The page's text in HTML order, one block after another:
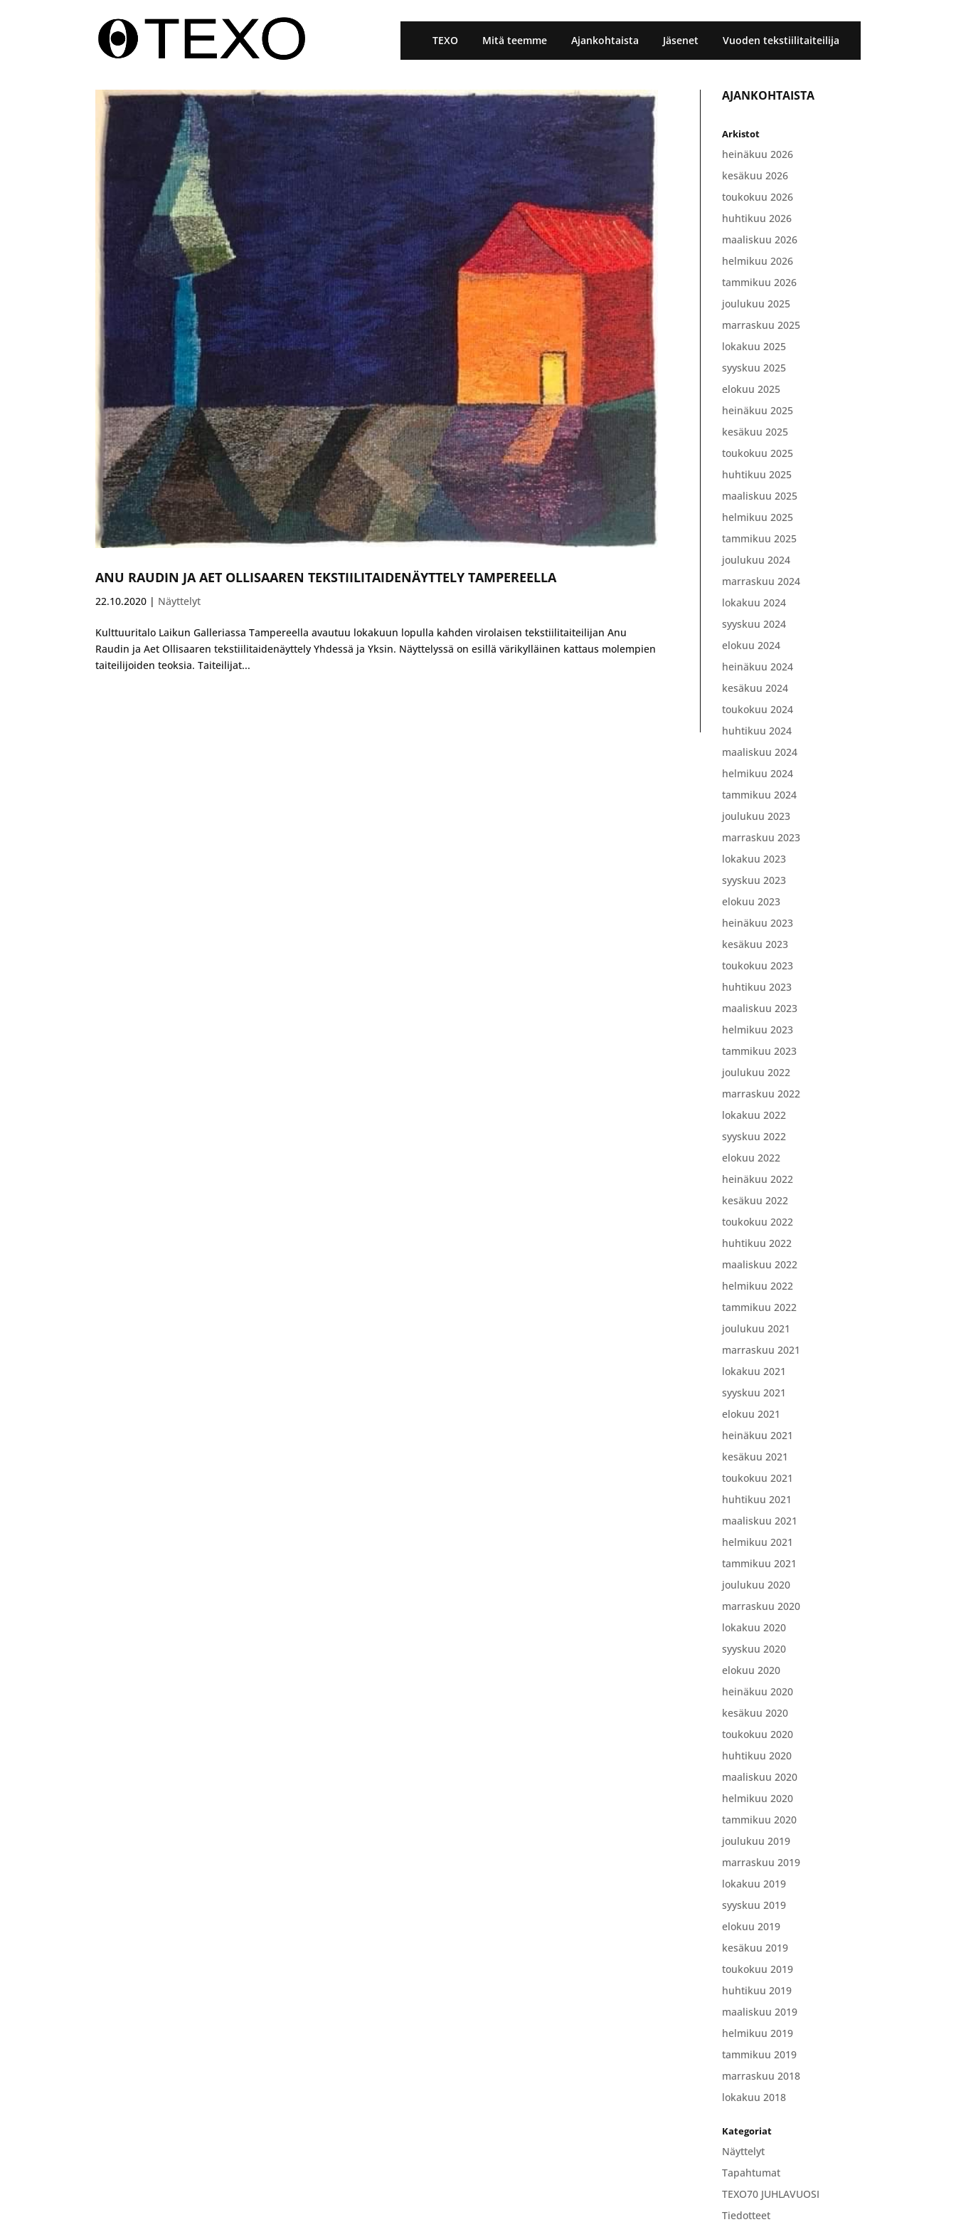
TEXO Mitä teemme Ajankohtaista Jäsenet Vuoden tekstiilitaiteilija
ANU RAUDIN JA AET OLLISAAREN TEKSTIILITAIDENÄYTTELY TAMPEREELLA
22.10.2020 | Näyttelyt
Kulttuuritalo Laikun Galleriassa Tampereella avautuu lokakuun lopulla kahden virolaisen tekstiilitaiteilijan Anu
Raudin ja Aet Ollisaaren tekstiilitaidenäyttely Yhdessä ja Yksin. Näyttelyssä on esillä värikylläinen kattaus molempien
taiteilijoiden teoksia. Taiteilijat...
AJANKOHTAISTA
Arkistot
heinäkuu 2026
kesäkuu 2026
toukokuu 2026
huhtikuu 2026
maaliskuu 2026
helmikuu 2026
tammikuu 2026
joulukuu 2025
marraskuu 2025
lokakuu 2025
syyskuu 2025
elokuu 2025
heinäkuu 2025
kesäkuu 2025
toukokuu 2025
huhtikuu 2025
maaliskuu 2025
helmikuu 2025
tammikuu 2025
joulukuu 2024
marraskuu 2024
lokakuu 2024
syyskuu 2024
elokuu 2024
heinäkuu 2024
kesäkuu 2024
toukokuu 2024
huhtikuu 2024
maaliskuu 2024
helmikuu 2024
tammikuu 2024
joulukuu 2023
marraskuu 2023
lokakuu 2023
syyskuu 2023
elokuu 2023
heinäkuu 2023
kesäkuu 2023
toukokuu 2023
huhtikuu 2023
maaliskuu 2023
helmikuu 2023
tammikuu 2023
joulukuu 2022
marraskuu 2022
lokakuu 2022
syyskuu 2022
elokuu 2022
heinäkuu 2022
kesäkuu 2022
toukokuu 2022
huhtikuu 2022
maaliskuu 2022
helmikuu 2022
tammikuu 2022
joulukuu 2021
marraskuu 2021
lokakuu 2021
syyskuu 2021
elokuu 2021
heinäkuu 2021
kesäkuu 2021
toukokuu 2021
huhtikuu 2021
maaliskuu 2021
helmikuu 2021
tammikuu 2021
joulukuu 2020
marraskuu 2020
lokakuu 2020
syyskuu 2020
elokuu 2020
heinäkuu 2020
kesäkuu 2020
toukokuu 2020
huhtikuu 2020
maaliskuu 2020
helmikuu 2020
tammikuu 2020
joulukuu 2019
marraskuu 2019
lokakuu 2019
syyskuu 2019
elokuu 2019
kesäkuu 2019
toukokuu 2019
huhtikuu 2019
maaliskuu 2019
helmikuu 2019
tammikuu 2019
marraskuu 2018
lokakuu 2018
Kategoriat
Näyttelyt
Tapahtumat
TEXO70 JUHLAVUOSI
Tiedotteet